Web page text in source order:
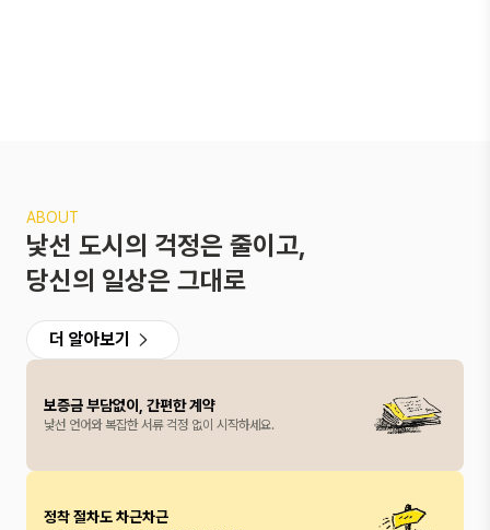
ABOUT
낯선 도시의 걱정은 줄이고,
당신의 일상은 그대로
더 알아보기
보증금 부담없이, 간편한 계약
낯선 언어와 복잡한 서류 걱정 없이 시작하세요.
정착 절차도 차근차근